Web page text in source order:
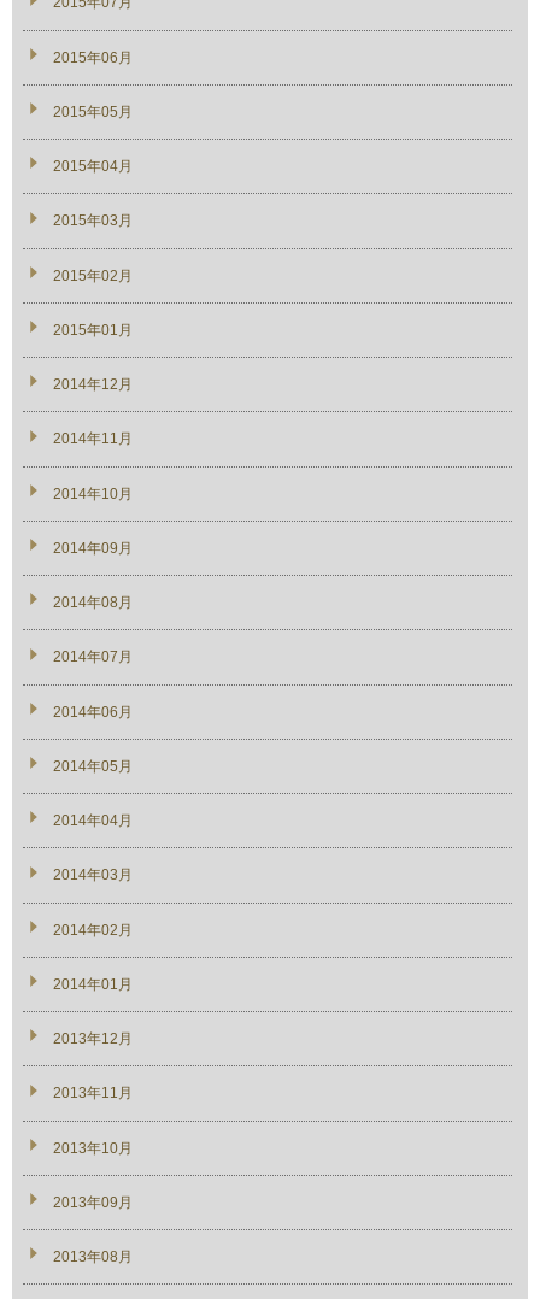
2015年06月
2015年05月
2015年04月
2015年03月
2015年02月
2015年01月
2014年12月
2014年11月
2014年10月
2014年09月
2014年08月
2014年07月
2014年06月
2014年05月
2014年04月
2014年03月
2014年02月
2014年01月
2013年12月
2013年11月
2013年10月
2013年09月
2013年08月